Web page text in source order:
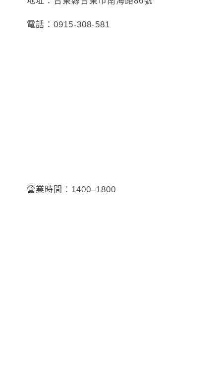
電話：0915-308-581
營業時間：1400–1800